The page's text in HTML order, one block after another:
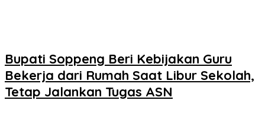
Bupati Soppeng Beri Kebijakan Guru
Bekerja dari Rumah Saat Libur Sekolah,
Tetap Jalankan Tugas ASN